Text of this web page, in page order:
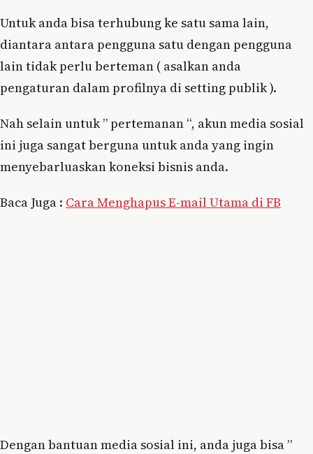
Untuk anda bisa terhubung ke satu sama lain,
diantara antara pengguna satu dengan pengguna
lain tidak perlu berteman ( asalkan anda
pengaturan dalam profilnya di setting publik ).
Nah selain untuk ” pertemanan “, akun media sosial
ini juga sangat berguna untuk anda yang ingin
menyebarluaskan koneksi bisnis anda.
Baca Juga : Cara Menghapus E-mail Utama di FB
Dengan bantuan media sosial ini, anda juga bisa ”